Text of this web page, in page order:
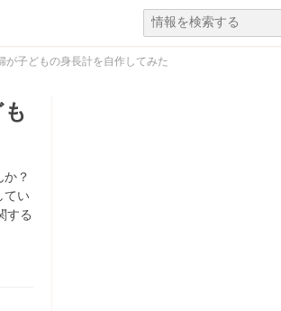
子どもの身長計を自作してみた
？
てい
する